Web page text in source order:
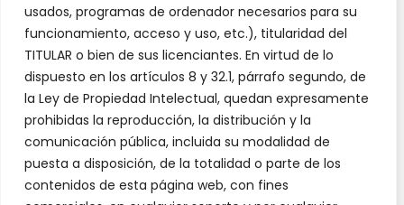
usados, programas de ordenador necesarios para su
funcionamiento, acceso y uso, etc.), titularidad del
TITULAR o bien de sus licenciantes. En virtud de lo
dispuesto en los artículos 8 y 32.1, párrafo segundo, de
la Ley de Propiedad Intelectual, quedan expresamente
prohibidas la reproducción, la distribución y la
comunicación pública, incluida su modalidad de
puesta a disposición, de la totalidad o parte de los
contenidos de esta página web, con fines